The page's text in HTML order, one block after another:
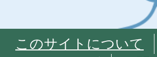
このサイトについて